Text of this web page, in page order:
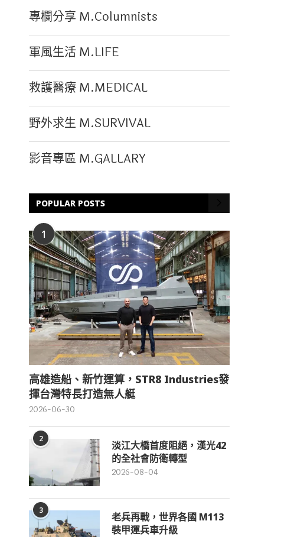
專欄分享 M.Columnists
軍風生活 M.LIFE
救護醫療 M.MEDICAL
野外求生 M.SURVIVAL
影音專區 M.GALLARY
POPULAR POSTS
1
高雄造船、新竹運算，STR8 Industries發
揮台灣特長打造無人艇
2026-06-30
2
淡江大橋首度阻絕，漢光42
的全社會防衛轉型
2026-08-04
3
老兵再戰，世界各國 M113
裝甲運兵車升級